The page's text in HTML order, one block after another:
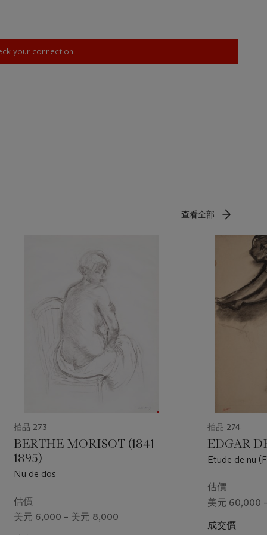
your connection.
查看全部
拍品 273
BERTHE MORISOT (1841-
1895)
Nu de dos
估價
美元 6,000 – 美元 8,000
拍品 274
EDGAR
Etude de nu
估價
美元 60,000
成交價